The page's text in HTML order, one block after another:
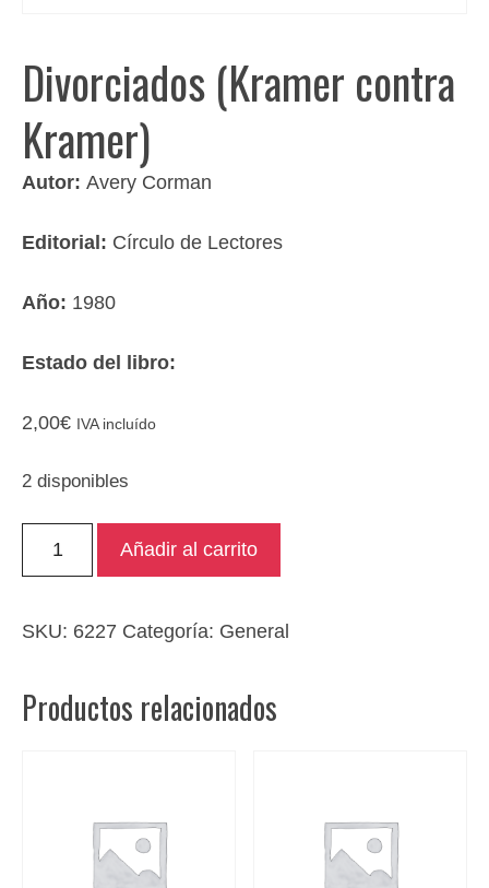
Divorciados (Kramer contra
Kramer)
Autor: Avery Corman
Editorial: Círculo de Lectores
Año: 1980
Estado del libro:
2,00€ IVA incluído
2 disponibles
Kramer)
Añadir al carrito
SKU: 6227 Categoría: General
Productos relacionados